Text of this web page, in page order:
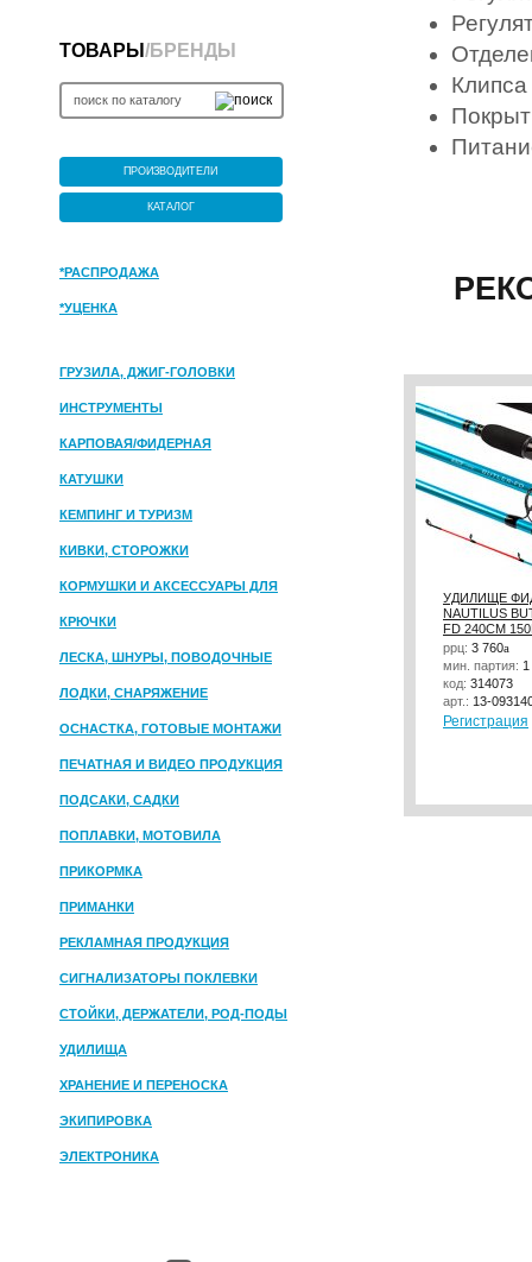
ТОВАРЫ /БРЕНДЫ
ПРОИЗВОДИТЕЛИ
КАТАЛОГ
*РАСПРОДАЖА
*УЦЕНКА
ГРУЗИЛА, ДЖИГ-ГОЛОВКИ
ИНСТРУМЕНТЫ
КАРПОВАЯ/ФИДЕРНАЯ
КАТУШКИ
КЕМПИНГ И ТУРИЗМ
КИВКИ, СТОРОЖКИ
КОРМУШКИ И АКСЕССУАРЫ ДЛЯ
ПРИКОРМКИ
КРЮЧКИ
ЛЕСКА, ШНУРЫ, ПОВОДОЧНЫЕ
МАТЕРИАЛЫ
ЛОДКИ, СНАРЯЖЕНИЕ
ОСНАСТКА, ГОТОВЫЕ МОНТАЖИ
ПЕЧАТНАЯ И ВИДЕО ПРОДУКЦИЯ
ПОДСАКИ, САДКИ
ПОПЛАВКИ, МОТОВИЛА
ПРИКОРМКА
ПРИМАНКИ
РЕКЛАМНАЯ ПРОДУКЦИЯ
СИГНАЛИЗАТОРЫ ПОКЛЕВКИ
СТОЙКИ, ДЕРЖАТЕЛИ, РОД-ПОДЫ
УДИЛИЩА
ХРАНЕНИЕ И ПЕРЕНОСКА
ЭКИПИРОВКА
ЭЛЕКТРОНИКА
УДИЛИЩЕ
NAUTILUS
FD 240СМ
ррц: 3 760a
мин. партия: 1
код: 314073
арт.: 13-
Регистрация